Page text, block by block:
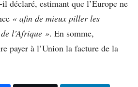
déclaré, estimant que l’Europe ne
« afin de mieux piller les
l’Afrique ». En somme,
payer à l’Union la facture de la